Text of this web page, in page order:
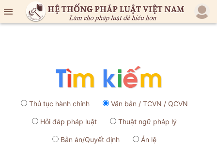

Thủ tục hành chính Văn bản / TCVN / QCVN
Hỏi đáp pháp luật Thuật ngữ pháp lý
Bản án/Quyết định Án lệ